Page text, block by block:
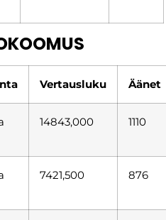
Vertausluku Äänet
14843,000 1110
7421,500 876